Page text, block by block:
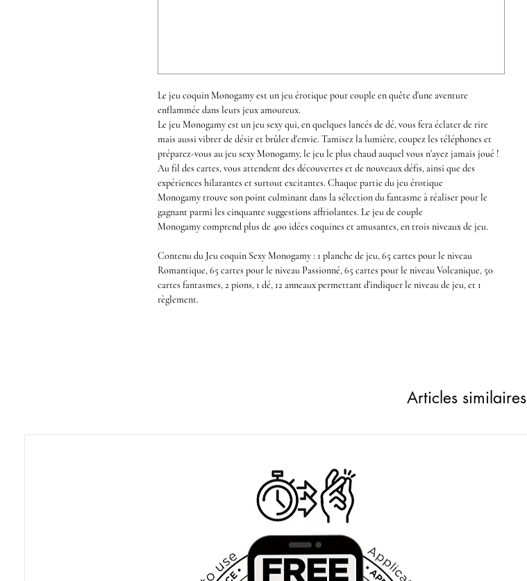
Le jeu coquin Monogamyest unjeu érotique pour couple en quête d'une aventure
enflammée dans leurs jeux amoureux.
Le jeu Monogamyest un jeu sexy qui, en quelques lancés de dé, vous fera éclater de rire
mais aussi vibrer de désiret brûler d'envie. Tamisez la lumière, coupez les téléphones et
préparez-vous aujeu sexy Monogamy, le jeu le plus chaud auquel vous n'ayez jamais joué !
Au fil des cartes, vous attendent des découvertes et de nouveaux défis, ainsi que des
expériences hilarantes et surtout excitantes. Chaque partie dujeu érotique
Monogamytrouve son point culminant dans la sélection du fantasme à réaliser pour le
gagnant parmi les cinquante suggestions affriolantes. Le jeu de couple
Monogamycomprend plus de 400 idées coquines et amusantes, en trois niveaux de jeu.
Contenu du Jeu coquin Sexy Monogamy: 1 planche de jeu, 65 cartes pour le niveau
Romantique, 65 cartes pour le niveau Passionné, 65 cartes pour le niveau Volcanique, 50
cartes fantasmes, 2 pions, 1 dé, 12 anneaux permettant d'indiquer le niveau de jeu, et 1
règlement.
Articles similaires